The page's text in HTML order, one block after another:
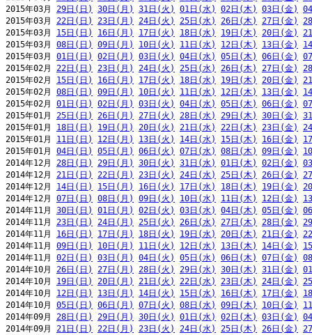
2015年03月 29日(日) 30日(月) 31日(火) 01日(水) 02日(木) 03日(金)
2015年03月 22日(日) 23日(月) 24日(火) 25日(水) 26日(木) 27日(金)
2015年03月 15日(日) 16日(月) 17日(火) 18日(水) 19日(木) 20日(金)
2015年03月 08日(日) 09日(月) 10日(火) 11日(水) 12日(木) 13日(金)
2015年03月 01日(日) 02日(月) 03日(火) 04日(水) 05日(木) 06日(金)
2015年02月 22日(日) 23日(月) 24日(火) 25日(水) 26日(木) 27日(金)
2015年02月 15日(日) 16日(月) 17日(火) 18日(水) 19日(木) 20日(金)
2015年02月 08日(日) 09日(月) 10日(火) 11日(水) 12日(木) 13日(金)
2015年02月 01日(日) 02日(月) 03日(火) 04日(水) 05日(木) 06日(金)
2015年01月 25日(日) 26日(月) 27日(火) 28日(水) 29日(木) 30日(金)
2015年01月 18日(日) 19日(月) 20日(火) 21日(水) 22日(木) 23日(金)
2015年01月 11日(日) 12日(月) 13日(火) 14日(水) 15日(木) 16日(金)
2015年01月 04日(日) 05日(月) 06日(火) 07日(水) 08日(木) 09日(金)
2014年12月 28日(日) 29日(月) 30日(火) 31日(水) 01日(木) 02日(金)
2014年12月 21日(日) 22日(月) 23日(火) 24日(水) 25日(木) 26日(金)
2014年12月 14日(日) 15日(月) 16日(火) 17日(水) 18日(木) 19日(金)
2014年12月 07日(日) 08日(月) 09日(火) 10日(水) 11日(木) 12日(金)
2014年11月 30日(日) 01日(月) 02日(火) 03日(水) 04日(木) 05日(金)
2014年11月 23日(日) 24日(月) 25日(火) 26日(水) 27日(木) 28日(金)
2014年11月 16日(日) 17日(月) 18日(火) 19日(水) 20日(木) 21日(金)
2014年11月 09日(日) 10日(月) 11日(火) 12日(水) 13日(木) 14日(金)
2014年11月 02日(日) 03日(月) 04日(火) 05日(水) 06日(木) 07日(金)
2014年10月 26日(日) 27日(月) 28日(火) 29日(水) 30日(木) 31日(金)
2014年10月 19日(日) 20日(月) 21日(火) 22日(水) 23日(木) 24日(金)
2014年10月 12日(日) 13日(月) 14日(火) 15日(水) 16日(木) 17日(金)
2014年10月 05日(日) 06日(月) 07日(火) 08日(水) 09日(木) 10日(金)
2014年09月 28日(日) 29日(月) 30日(火) 01日(水) 02日(木) 03日(金)
2014年09月 21日(日) 22日(月) 23日(火) 24日(水) 25日(木) 26日(金)